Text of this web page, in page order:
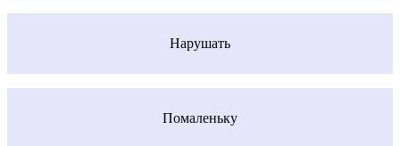
Нарушать
Помаленьку